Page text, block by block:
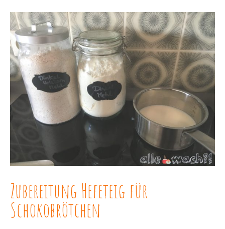
Zubereitung Hefeteig für
Schokobrötchen